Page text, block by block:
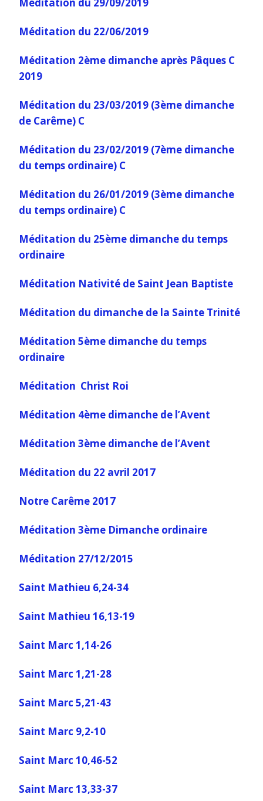
Méditation du 29/09/2019
Méditation du 22/06/2019
Méditation 2ème dimanche après Pâques C
2019
Méditation du 23/03/2019 (3ème dimanche
de Carême) C
Méditation du 23/02/2019 (7ème dimanche
du temps ordinaire) C
Méditation du 26/01/2019 (3ème dimanche
du temps ordinaire) C
Méditation du 25ème dimanche du temps
ordinaire
Méditation Nativité de Saint Jean Baptiste
Méditation du dimanche de la Sainte Trinité
Méditation 5ème dimanche du temps
ordinaire
Méditation Christ Roi
Méditation 4ème dimanche de l’Avent
Méditation 3ème dimanche de l’Avent
Méditation du 22 avril 2017
Notre Carême 2017
Méditation 3ème Dimanche ordinaire
Méditation 27/12/2015
Saint Mathieu 6,24-34
Saint Mathieu 16,13-19
Saint Marc 1,14-26
Saint Marc 1,21-28
Saint Marc 5,21-43
Saint Marc 9,2-10
Saint Marc 10,46-52
Saint Marc 13,33-37